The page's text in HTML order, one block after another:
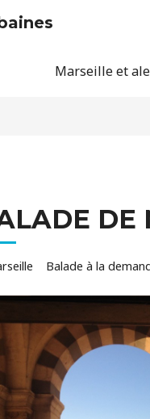
Marseille et
DE
Balade à la